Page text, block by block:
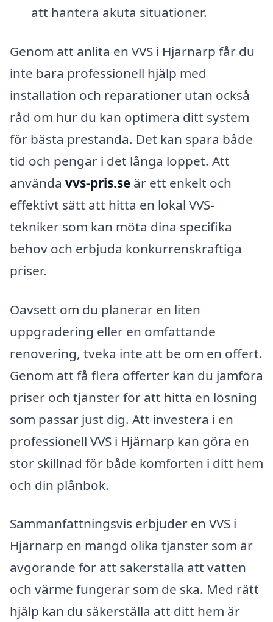
att hantera akuta situationer.
Genom att anlita en VVS i Hjärnarp får du
inte bara professionell hjälp med
installation och reparationer utan också
råd om hur du kan optimera ditt system
för bästa prestanda. Det kan spara både
tid och pengar i det långa loppet. Att
använda vvs-pris.se är ett enkelt och
effektivt sätt att hitta en lokal VVS-
tekniker som kan möta dina specifika
behov och erbjuda konkurrenskraftiga
priser.
Oavsett om du planerar en liten
uppgradering eller en omfattande
renovering, tveka inte att be om en offert.
Genom att få flera offerter kan du jämföra
priser och tjänster för att hitta en lösning
som passar just dig. Att investera i en
professionell VVS i Hjärnarp kan göra en
stor skillnad för både komforten i ditt hem
och din plånbok.
Sammanfattningsvis erbjuder en VVS i
Hjärnarp en mängd olika tjänster som är
avgörande för att säkerställa att vatten
och värme fungerar som de ska. Med rätt
hjälp kan du säkerställa att ditt hem är